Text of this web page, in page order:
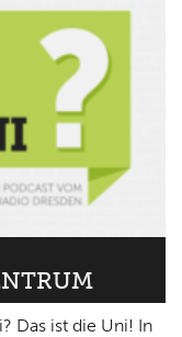
Das ist die Uni! In